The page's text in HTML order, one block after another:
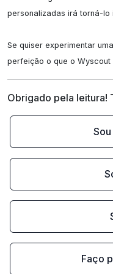
personalizadas irá torná-lo
Se quiser experimentar
perfeição o que o Wyscout
Obrigado pela leitura!
Faço